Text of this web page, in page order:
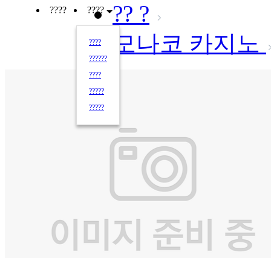
???? ????
????
??????
????
?????
?????
?? ?
모나코 카지노